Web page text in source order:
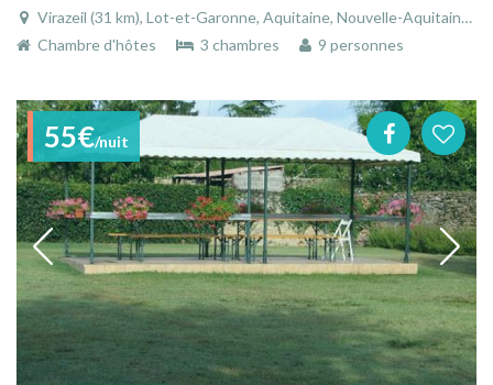
Virazeil (31 km), Lot-et-Garonne, Aquitaine, Nouvelle-Aquitaine, France
Chambre d'hôtes
3 chambres 9 personnes
55€/nuit